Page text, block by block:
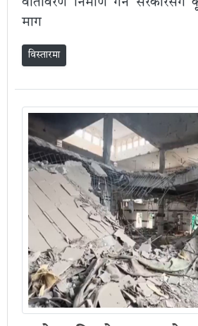
वातावरण निर्माण गर्न सरकारसँग
माग
विस्तारमा